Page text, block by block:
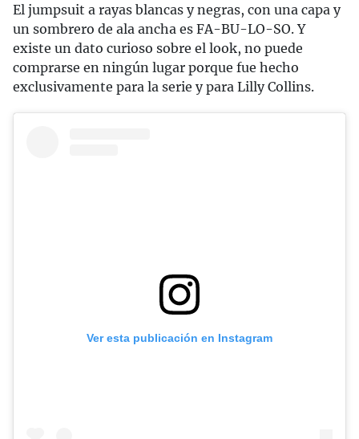
El jumpsuit a rayas blancas y negras, con una capa y
un sombrero de ala ancha es FA-BU-LO-SO. Y
existe un dato curioso sobre el look, no puede
comprarse en ningún lugar porque fue hecho
exclusivamente para la serie y para Lilly Collins.
Ver esta publicación en Instagram